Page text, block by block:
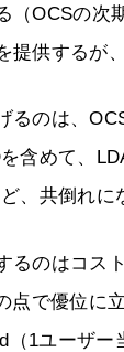
（OCSの次
提供するが
るのは、
含めて、
、共倒れに
るのはコス
点で優位に
（1ユーザ